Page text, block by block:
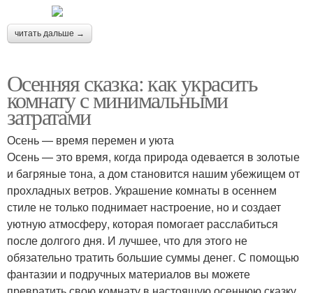
читать дальше →
Осенняя сказка: как украсить
комнату с минимальными
затратами
Осень — время перемен и уюта
Осень — это время, когда природа одевается в золотые
и багряные тона, а дом становится нашим убежищем от
прохладных ветров. Украшение комнаты в осеннем
стиле не только поднимает настроение, но и создает
уютную атмосферу, которая помогает расслабиться
после долгого дня. И лучшее, что для этого не
обязательно тратить большие суммы денег. С помощью
фантазии и подручных материалов вы можете